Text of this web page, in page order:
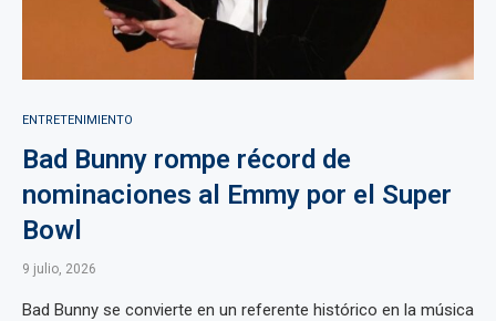
ENTRETENIMIENTO
Bad Bunny rompe récord de
nominaciones al Emmy por el Super
Bowl
9 julio, 2026
Bad Bunny se convierte en un referente histórico en la música